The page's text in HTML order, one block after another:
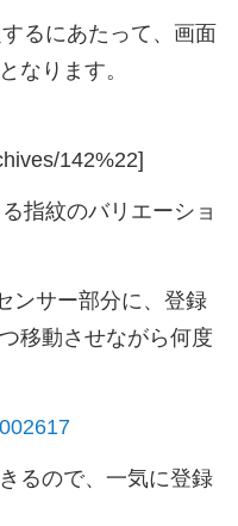
るにあたって、画面
なります。
142%22]
指紋のバリエーショ
ンサー部分に、登録
移動させながら何度
るので、一気に登録